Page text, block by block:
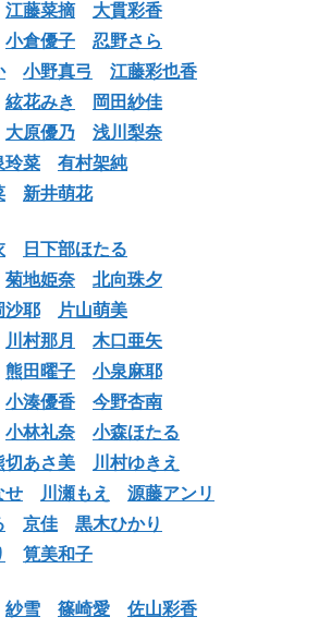
江藤菜摘
大貫彩香
小倉優子
忍野さら
小野真弓
江藤彩也香
絃花みき
岡田紗佳
大原優乃
浅川梨奈
玲菜
有村架純
新井萌花
日下部ほたる
菊地姫奈
北向珠夕
沙耶
片山萌美
川村那月
木口亜矢
熊田曜子
小泉麻耶
小湊優香
今野杏南
小林礼奈
小森ほたる
切あさ美
川村ゆきえ
せ
川瀬もえ
源藤アンリ
京佳
黒木ひかり
筧美和子
紗雪 篠崎愛
佐山彩香